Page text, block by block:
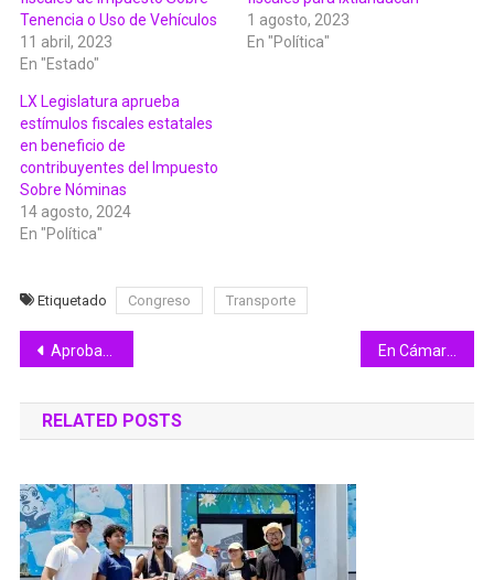
Tenencia o Uso de Vehículos
11 abril, 2023
En "Estado"
1 agosto, 2023
En "Política"
LX Legislatura aprueba
estímulos fiscales estatales
en beneficio de
contribuyentes del Impuesto
Sobre Nóminas
14 agosto, 2024
En "Política"
Etiquetado Congreso Transporte
Navegación
de
entradas
Aprobados, estímulos fiscales de Impuesto Sobre Tenencia o Uso de Vehículos
RELATED POSTS